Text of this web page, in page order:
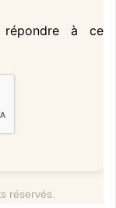
à ce
réservés.